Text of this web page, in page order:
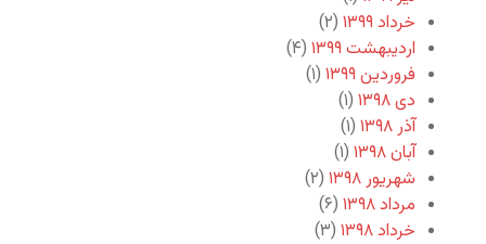
خرداد ۱۳۹۹
(۲)
اردیبهشت ۱۳۹۹
(۴)
فروردین ۱۳۹۹
(۱)
دی ۱۳۹۸
(۱)
آذر ۱۳۹۸
(۱)
آبان ۱۳۹۸
(۱)
شهریور ۱۳۹۸
(۲)
مرداد ۱۳۹۸
(۶)
خرداد ۱۳۹۸
(۳)